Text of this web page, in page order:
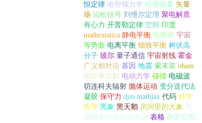
恒定律 哈密顿力学 哈密顿量 矢量
场 泊松括号 刘维尔定理 聚电解质
有心力 开普勒定律 空间 印度
mathematica 静电平衡 电势差 宇宙
等势面 电离平衡 细致平衡 树状高
分子 玻尔 量子通信 宇宙射线 霍金
广义相对论 基因 地震 索末菲 oham
国际单位制 电动力学 碰撞 电磁波
切连科夫辐射 抛体运动 变分迭代法
凝胶 保守力 djm mathjax 代码 科学
哲学 黑象 黑天鹅 房间里的大象 美
国国家同步辐射光源 表格 侏罗纪世